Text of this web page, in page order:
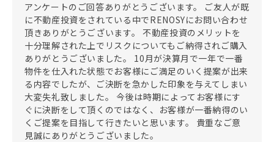
アンケートのご回答ありがとうございます。 ご友人が既
に不動産投資をされている中でRENOSYにお問い合わせ
頂きありがとうございます。 不動産投資のメリットを
十分理解された上でリスクについてもご納得されご購入
ありがとうございました。 10月が決算月で一年で一番
物件を仕入れた状態でお客様にご満足のいく提案が出来
る内容でしたが、ご決断を急かした印象を与えてしまい
大変失礼致しました。 今後は時期によってお客様にす
ぐに決断をして頂くのではなく、お客様が一番納得のい
くご提案を目指して行きたいと思います。 貴重なご意
見誠にありがとうございました。